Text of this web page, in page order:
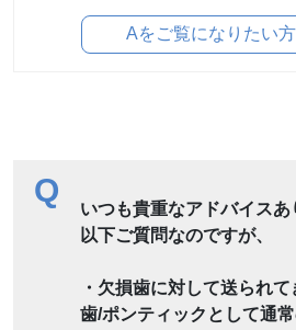
Aをご覧になりたい
Q
いつも貴重なアドバイスあ
以下ご質問なのですが、
・欠損歯に対して送られ
歯/ポンティックとして通